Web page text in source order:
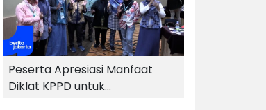
Peserta Apresiasi Manfaat
Diklat KPPD untuk